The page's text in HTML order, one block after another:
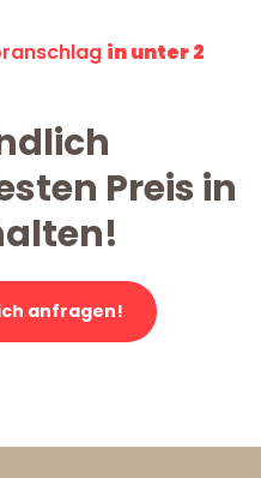
in unter 2
Preis in
anfragen!